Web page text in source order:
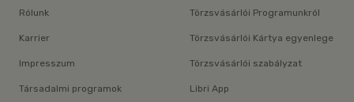
Rólunk
Karrier
Impresszum
Társadalmi programok
Törzsvásárlói Programunkról
Törzsvásárlói Kártya egyenlege
Törzsvásárlói szabályzat
Libri App